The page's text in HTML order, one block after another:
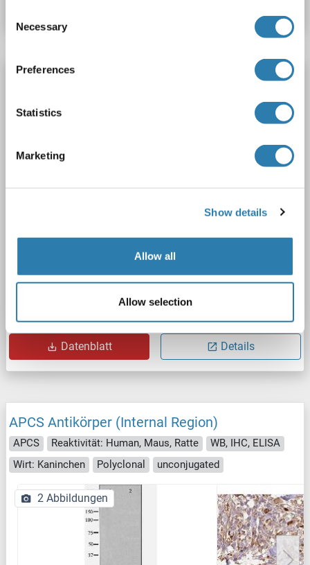
Selection
Necessary
Preferences
Statistics
Marketing
Show details
Allow all
Allow selection
APCS Antikörper
Monoclonal
2 Abbildungen
Produktnummer ABIN1500900
Datenblatt Details
APCS Antikörper (Internal Region)
APCS Reaktivität: Human, Maus, Ratte
WB, IHC, ELISA
Wirt: Kaninchen
Polyclonal unconjugated
2 Abbildungen